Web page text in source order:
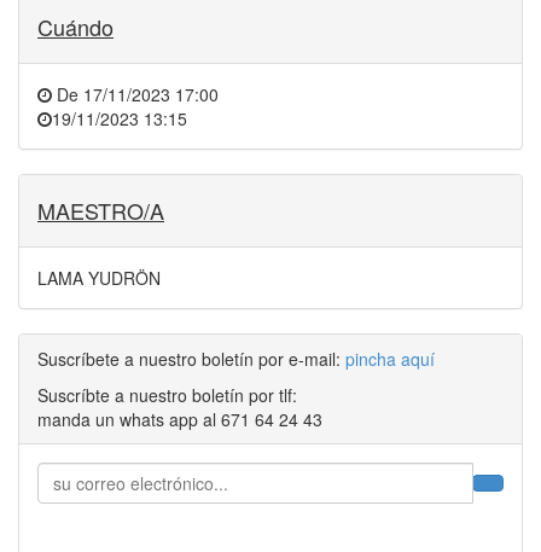
Cuándo
De 17/11/2023 17:00
19/11/2023 13:15
MAESTRO/A
LAMA YUDRÖN
Suscríbete a nuestro boletín por e-mail: pincha aquí
Suscríbte a nuestro boletín por tlf:
manda un whats app al 671 64 24 43